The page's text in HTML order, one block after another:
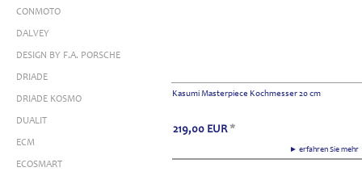
CONMOTO
DALVEY
DESIGN BY F.A. PORSCHE
DRIADE
DRIADE KOSMO
DUALIT
ECM
ECOSMART
Kasumi Masterpiece Kochmesser 20 cm
► erfahren Sie
219,00 EUR *